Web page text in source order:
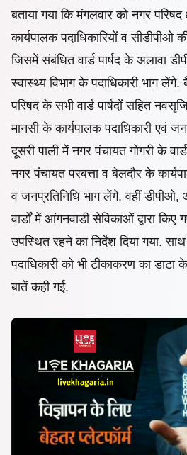
बताया गया कि मंगलवार को नगर परिषद
कार्यपालक पदाधिकारियों व
जिसमें संबंधित वार्ड पार्षद के अलावा
स्वास्थ्य विभाग के पदाधिकारी भाग
परिषद के सभी वार्ड पार्षदों सहित
मानसी के कार्यपालक पदाधिकारी एवं
दूसरी पाली में नगर पंचायत गोगरी के
नगर पंचायत परबत्ता व बेलदौर के
व जनप्रतिनिधि भाग लेंगे. वहींडीपीओ,
वार्डों में आंगनवाडी सेविकाओं द्वारा किए
उपस्थित रहने का निर्देश दिया गया. साथ
पदाधिकारी को भी टीकाकरण का
बातें कही गई.